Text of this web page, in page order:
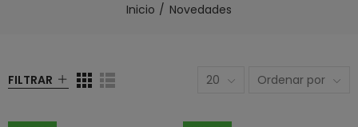
Inicio Novedades
FILTRAR 20 Ordenar por